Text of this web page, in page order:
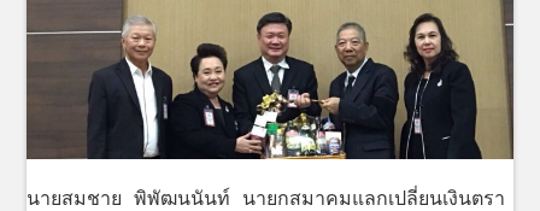
นายสมชาย พิพัฒนนันท์ นายกสมาคมแลกเปลี่ยนเงินตรา